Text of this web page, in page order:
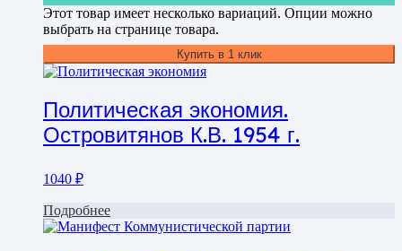
Этот товар имеет несколько вариаций. Опции можно
выбрать на странице товара.
Купить в 1 клик
Политическая экономия.
Островитянов К.В. 1954 г.
1040 ₽
Подробнее